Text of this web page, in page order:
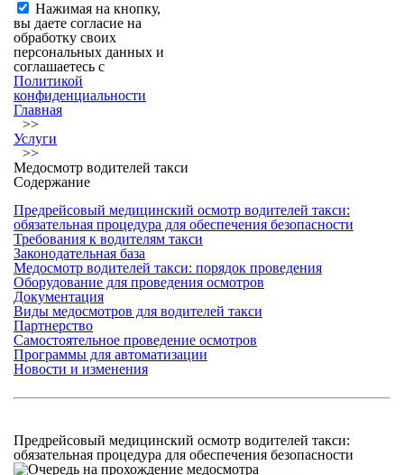
Нажимая на кнопку,
вы даете согласие на
обработку своих
персональных данных и
соглашаетесь с
Политикой
конфиденциальности
Главная
>>
Услуги
>>
Медосмотр водителей такси
Содержание
Предрейсовый медицинский осмотр водителей такси:
обязательная процедура для обеспечения безопасности
Требования к водителям такси
Законодательная база
Медосмотр водителей такси: порядок проведения
Оборудование для проведения осмотров
Документация
Виды медосмотров для водителей такси
Партнерство
Самостоятельное проведение осмотров
Программы для автоматизации
Новости и изменения
Предрейсовый медицинский осмотр водителей такси:
обязательная процедура для обеспечения безопасности